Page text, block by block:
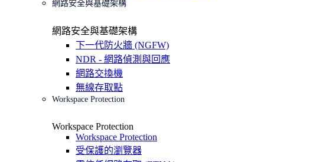
網路安全與基礎架構
網路安全與基礎架構
下一代防火牆 (NGFW)
NDR - 網路偵測與回應
網路交換機
無線存取點
Workspace Protection
Workspace Protection
Workspace Protection
受保護的瀏覽器